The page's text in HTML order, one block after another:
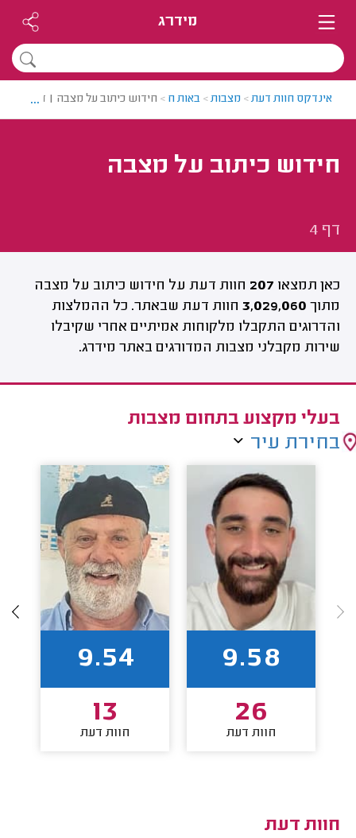
מידרג
אינדקס חוות דעת> מצבות> באות ח > חידוש כיתוב על מצבה | דף 4
...
חידוש כיתוב על מצבה
דף 4
כאן תמצאו 207 חוות דעת על חידוש כיתוב על מצבה
מתוך 3,029,060 חוות דעת שבאתר. כל ההמלצות
והדרוגים התקבלו מלקוחות אמיתיים אחרי שקיבלו
שירות מקבלני מצבות המדורגים באתר מידרג.
בעלי מקצוע בתחום מצבות
בחירת עיר
9.58
26
חוות דעת
9.54
13
חוות דעת
חוות דעת